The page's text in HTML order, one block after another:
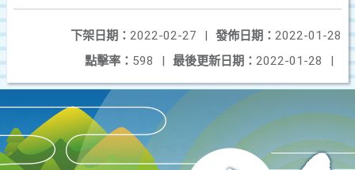
發佈日期： 2022-01-28
下架日期： 2022-02-27
|
最後更新日期： 2022-01-28 |
點擊率： 598 |